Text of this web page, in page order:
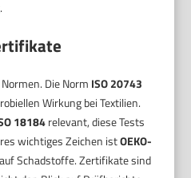
Die Norm ISO 20743
Wirkung bei Textilien.
18184relevant, diese Tests
wichtiges Zeichen istOEKO-
Schadstoffe. Zertifikate sind